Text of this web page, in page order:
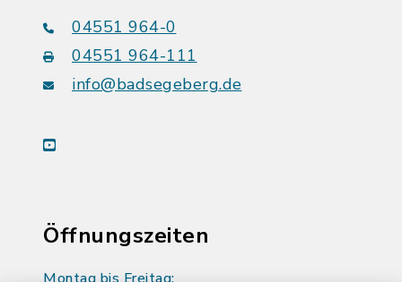
04551 964-0
04551 964-111
info@badsegeberg.de
youtube
Öffnungszeiten